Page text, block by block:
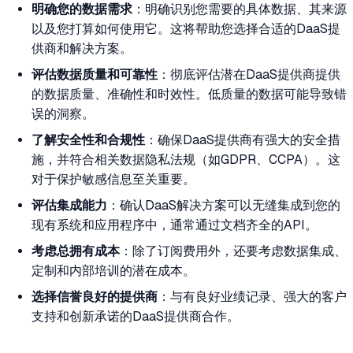
明确您的数据需求 ：明确识别您需要的具体数据、其来源
以及您打算如何使用它。这将帮助您选择合适的DaaS提
供商和解决方案。
评估数据质量和可靠性 ：彻底评估潜在DaaS提供商提供
的数据质量、准确性和时效性。低质量的数据可能导致错
误的洞察。
了解安全性和合规性 ：确保DaaS提供商有强大的安全措
施，并符合相关数据隐私法规（如GDPR、CCPA）。这
对于保护敏感信息至关重要。
评估集成能力 ：确认DaaS解决方案可以无缝集成到您的
现有系统和应用程序中，通常通过文档齐全的API。
考虑总拥有成本：除了订阅费用外，还要考虑数据集成、
定制和内部培训的潜在成本。
选择信誉良好的提供商 ：与有良好业绩记录、强大的客户
支持和创新承诺的DaaS提供商合作。